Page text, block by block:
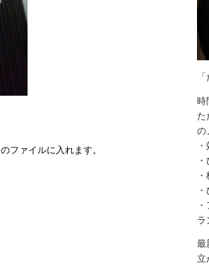
ファイルに入れます。
時
た
の
ラ
最
立